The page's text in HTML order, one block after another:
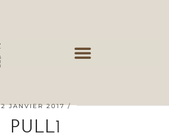
2 JANVIER 2017
PULL1